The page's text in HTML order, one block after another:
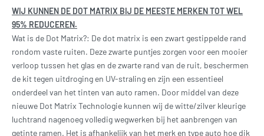
WIJ KUNNEN DE DOT MATRIX BIJ DE MEESTE MERKEN TOT WEL
95% REDUCEREN.
Wat is de Dot Matrix?: De dot matrix is een zwart gestippelde rand
rondom vaste ruiten. Deze zwarte puntjes zorgen voor een mooier
verloop tussen het glas en de zwarte rand van de ruit, beschermen
de kit tegen uitdroging en UV-straling en zijn een essentieel
onderdeel van het tinten van auto ramen. Door middel van deze
nieuwe Dot Matrix Technologie kunnen wij de witte/zilver kleurige
luchtrand nagenoeg volledig wegwerken bij het aanbrengen van
getinte ramen. Het is afhankelijk van het merk en type auto hoe dik